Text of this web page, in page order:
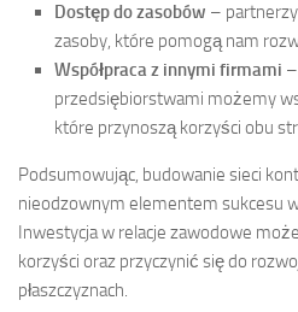
Dostęp do zasobów –
zasoby, które pomogą nam
Współpraca z innymi firmami
przedsiębiorstwami możemy
które przynoszą korzyści obu
Podsumowując, budowanie sieci
nieodzownym elementem sukcesu
Inwestycja w relacje zawodowe
korzyści oraz przyczynić się do
płaszczyznach.